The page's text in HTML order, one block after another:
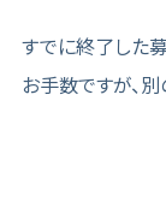
すでに終了した
お手数ですが、